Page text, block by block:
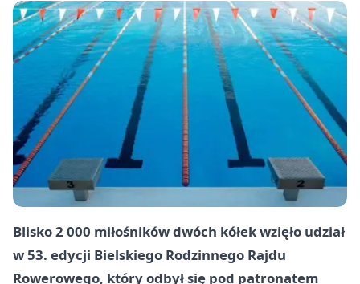
Blisko 2 000 miłośników dwóch kółek wzięło udział
w 53. edycji Bielskiego Rodzinnego Rajdu
Rowerowego, który odbył się pod patronatem